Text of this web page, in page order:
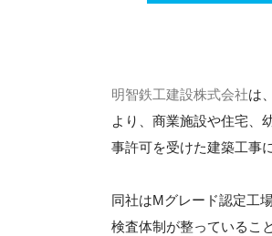
明智鉄工建設株式会社は
より、商業施設や住宅、
事許可を受けた建築工事
同社はMグレード認定工
検査体制が整っているこ